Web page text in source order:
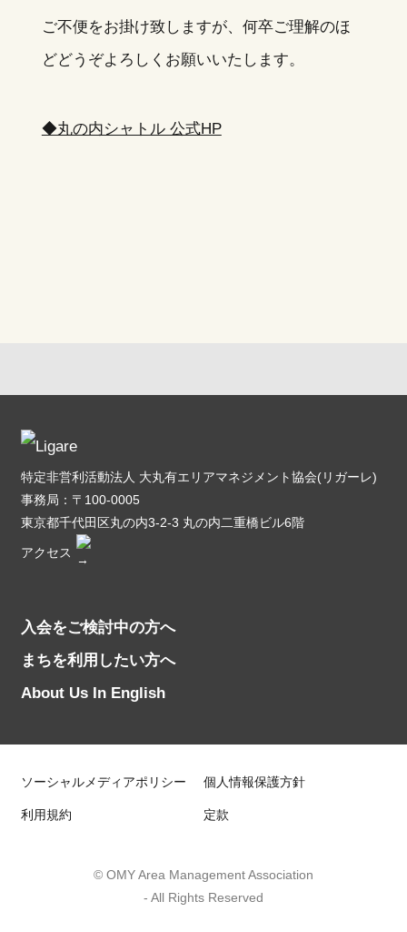
ご不便をお掛け致しますが、何卒ご理解のほ
どどうぞよろしくお願いいたします。
◆丸の内シャトル 公式HP
特定非営利活動法人 大丸有エリアマネジメント協会(リガーレ)
事務局：〒100-0005
東京都千代田区丸の内3-2-3 丸の内二重橋ビル6階
アクセス
入会をご検討中の方へ
まちを利用したい方へ
About Us In English
ソーシャルメディアポリシー 個人情報保護方針
利用規約 定款
© OMY Area Management Association
- All Rights Reserved